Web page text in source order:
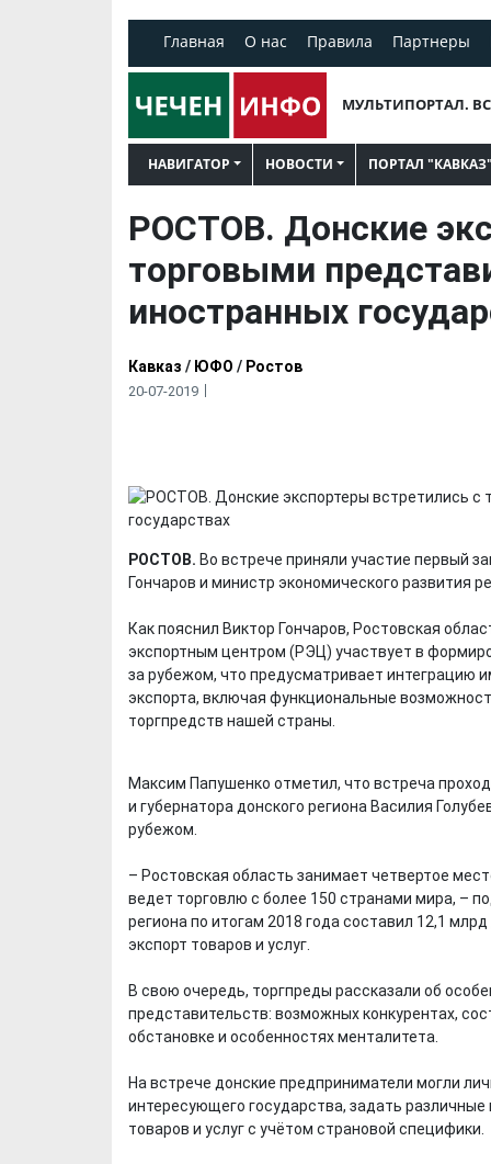
Главная О нас Правила Партнеры
МУЛЬТИПОРТАЛ.
НАВИГАТОР НОВОСТИ ПОРТАЛ "КАВКАЗ"
РОСТОВ. Донские
торговыми
иностранных
Кавказ / ЮФО / Ростов
20-07-2019
РОСТОВ. Во встрече приняли участие первый
Гончаров и министр экономического развития
Как пояснил Виктор Гончаров, Ростовская
экспортным центром (РЭЦ) участвует в
за рубежом, что предусматривает
экспорта, включая функциональные
торгпредств нашей страны.
Максим Папушенко отметил, что встреча
и губернатора донского региона Василия
рубежом.
– Ростовская область занимает четвертое
ведет торговлю с более 150 странами мира, –
региона по итогам 2018 года составил 12,1
экспорт товаров и услуг.
В свою очередь, торгпреды рассказали об
представительств: возможных конкурентах,
обстановке и особенностях менталитета.
На встрече донские предприниматели могли
интересующего государства, задать
товаров и услуг с учётом страновой специфики.